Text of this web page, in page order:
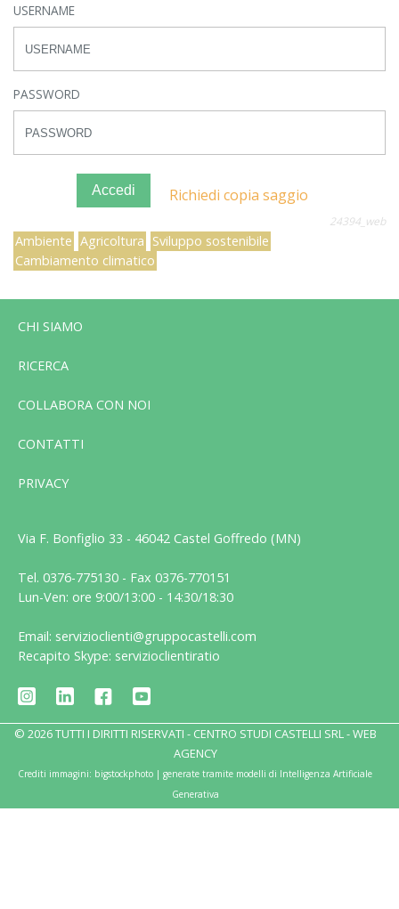
USERNAME
PASSWORD
Accedi Richiedi copia saggio
24394_web
Ambiente Agricoltura Sviluppo sostenibile
Cambiamento climatico
CHI SIAMO
RICERCA
COLLABORA CON NOI
CONTATTI
PRIVACY
Via F. Bonfiglio 33 - 46042 Castel Goffredo (MN)
Tel. 0376-775130 - Fax 0376-770151
Lun-Ven: ore 9:00/13:00 - 14:30/18:30
Email: servizioclienti@gruppocastelli.com
Recapito Skype: servizioclientiratio
© 2026 TUTTI I DIRITTI RISERVATI - CENTRO STUDI CASTELLI SRL -WEB
AGENCY
Crediti immagini: bigstockphoto | generate tramite modelli di Intelligenza Artificiale
Generativa